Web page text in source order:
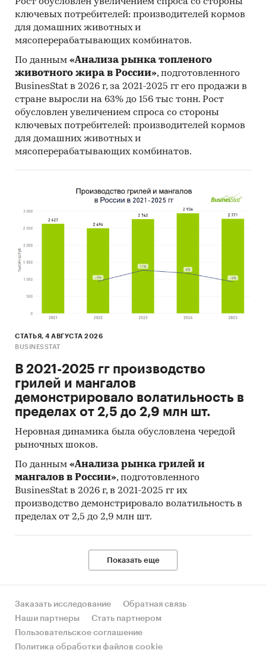
Рост обусловлен увеличением спроса со стороны
ключевых потребителей: производителей кормов
для домашних животных и
мясоперерабатывающих комбинатов.
По данным «Анализа рынка топленого
животного жира в России», подготовленного
BusinesStat в 2026 г, за 2021-2025 гг его продажи в
стране выросли на 63% до 156 тыс тонн. Рост
обусловлен увеличением спроса со стороны
ключевых потребителей: производителей кормов
для домашних животных и
мясоперерабатывающих комбинатов.
СТАТЬЯ, 4 АВГУСТА 2026
BUSINESSTAT
В 2021-2025 гг производство
грилей и мангалов
демонстрировало волатильность в
пределах от 2,5 до 2,9 млн шт.
Неровная динамика была обусловлена чередой
рыночных шоков.
По данным «Анализа рынка грилей и
мангалов в России», подготовленного
BusinesStat в 2026 г, в 2021-2025 гг их
производство демонстрировало волатильность в
пределах от 2,5 до 2,9 млн шт.
Показать еще
Заказать исследование
Обратная связь
Наши партнеры
Стать партнером
Пользовательское соглашение
Политика обработки файлов cookie